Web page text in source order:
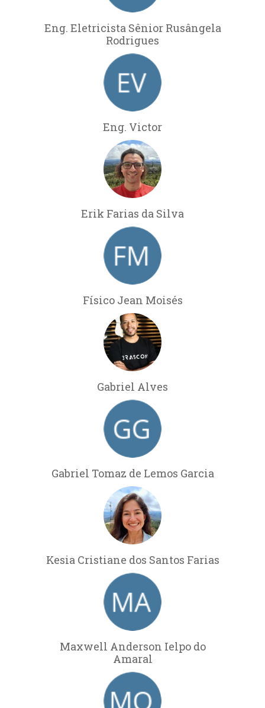
Eng. Eletricista Sênior Rusângela
Rodrigues
Eng. Victor
Erik Farias da Silva
Físico Jean Moisés
Gabriel Alves
Gabriel Tomaz de Lemos Garcia
Kesia Cristiane dos Santos Farias
Maxwell Anderson Ielpo do
Amaral